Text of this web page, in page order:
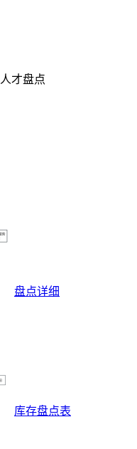
才盘点
盘点详细
库存盘点表